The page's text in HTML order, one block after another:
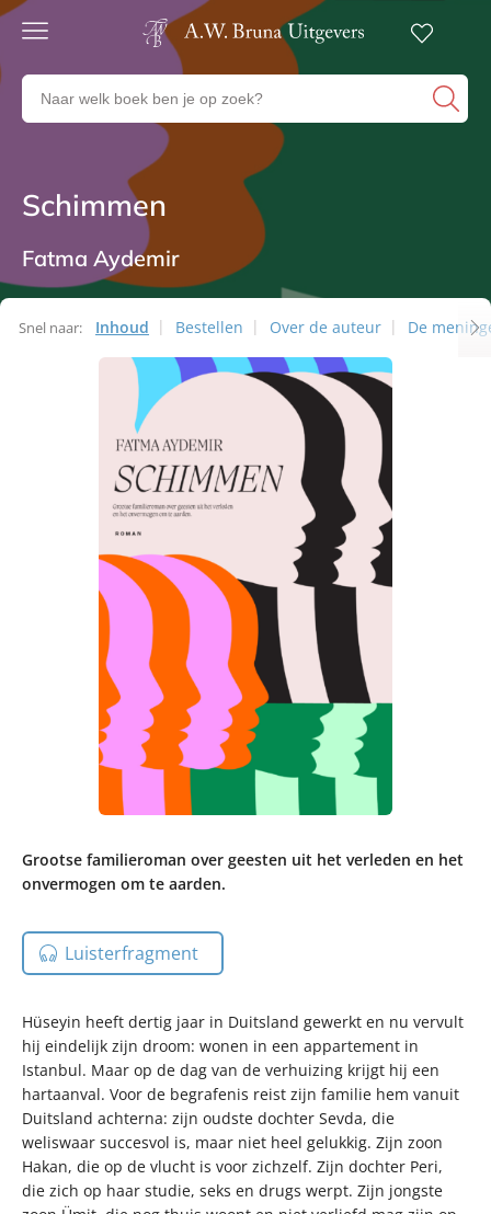
Gratis
verzending
23:00
in huis
betalen
Gratis
retourneren
Zoeken
naar
uitgevers
Romans
Schimmen
Fatma Aydemir
Snel naar: Inhoud Bestellen Over de auteur De
Grootse familieroman over geesten uit het verleden en het
onvermogen om te aarden.
Luisterfragment
Hüseyin heeft dertig jaar in Duitsland gewerkt en nu vervult
hij eindelijk zijn droom: wonen in een appartement in
Istanbul. Maar op de dag van de verhuizing krijgt hij een
hartaanval. Voor de begrafenis reist zijn familie hem vanuit
Duitsland achterna: zijn oudste dochter Sevda, die
weliswaar succesvol is, maar niet heel gelukkig. Zijn zoon
Hakan, die op de vlucht is voor zichzelf. Zijn dochter Peri,
die zich op haar studie, seks en drugs werpt. Zijn jongste